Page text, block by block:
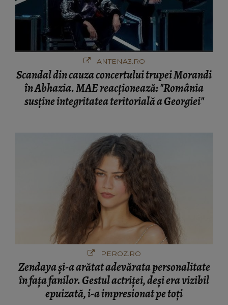
ANTENA3.RO
Scandal din cauza concertului trupei Morandi
în Abhazia. MAE reacționează: "România
susține integritatea teritorială a Georgiei"
PEROZ.RO
Zendaya și-a arătat adevărata personalitate
în fața fanilor. Gestul actriței, deși era vizibil
epuizată, i-a impresionat pe toți